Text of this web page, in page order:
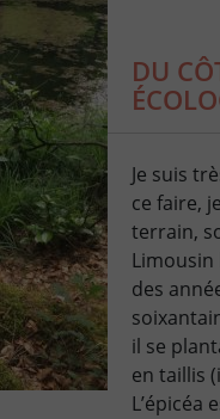
DU
Je suis
ce faire,
terrain,
des
il se
en taillis
L’épicéa